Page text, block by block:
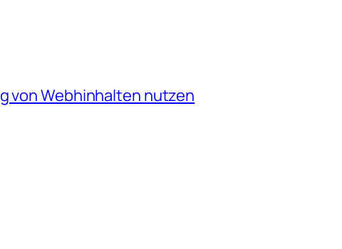
von Webhinhalten nutzen